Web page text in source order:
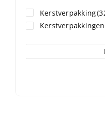
Kerstverpakking
Kerstverpakkingen